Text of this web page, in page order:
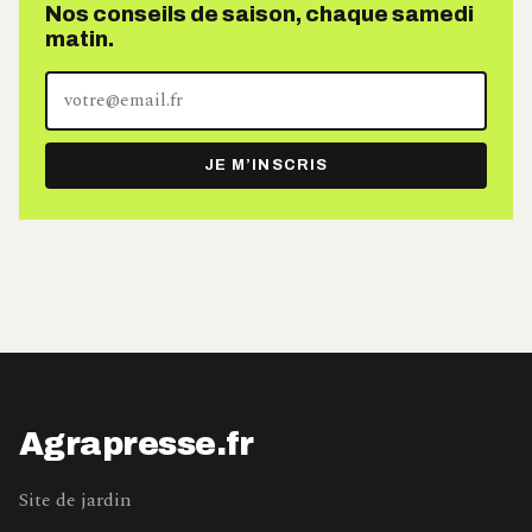
Nos conseils de saison, chaque samedi
matin.
Votre
adresse
e-
mail
JE M’INSCRIS
Agrapresse.fr
Site de jardin